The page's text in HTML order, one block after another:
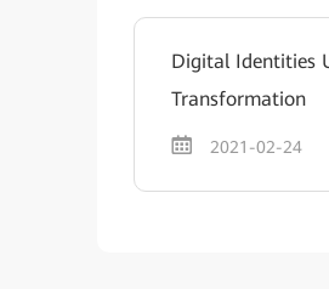
Digital Identities
Transformation
2021-02-24